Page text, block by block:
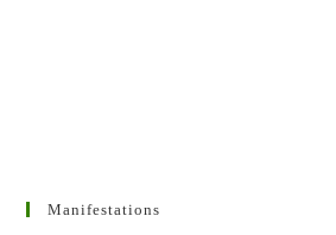
Manifestations